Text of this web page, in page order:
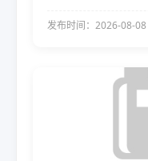
发布时间：2026-08-08